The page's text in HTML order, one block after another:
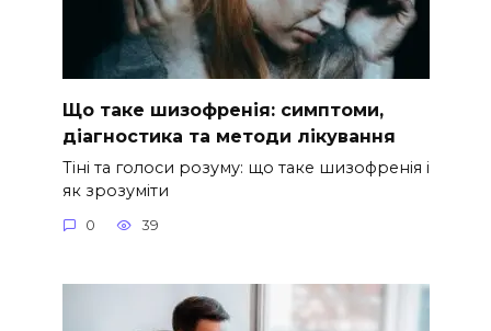
Що таке шизофренія: симптоми,
діагностика та методи лікування
Тіні та голоси розуму: що таке шизофренія і
як зрозуміти
0 39